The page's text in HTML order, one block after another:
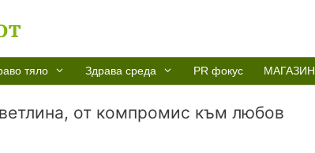
тяло Здрава среда PR фокус МАГАЗИН
от компромис към любов